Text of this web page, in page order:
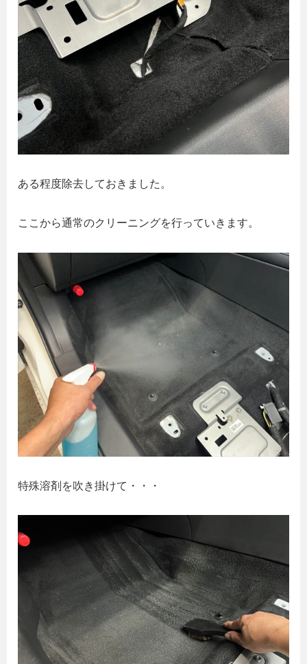
ある程度除去しておきました。
ここから通常のクリーニングを行っていきます。
特殊溶剤を吹き掛けて・・・